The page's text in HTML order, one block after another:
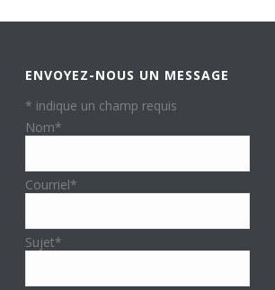
ENVOYEZ-NOUS UN MESSAGE
* indique un champ requis
Nom*
Courriel*
Sujet*